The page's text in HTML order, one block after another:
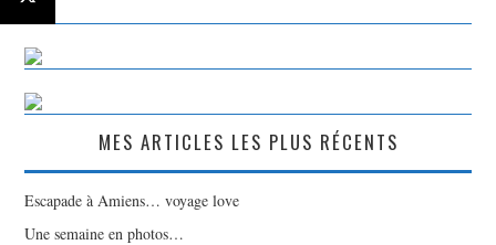
MES ARTICLES LES PLUS RÉCENTS
Escapade à Amiens… voyage love
Une semaine en photos…